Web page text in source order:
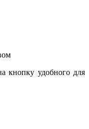
кнопку удобного для